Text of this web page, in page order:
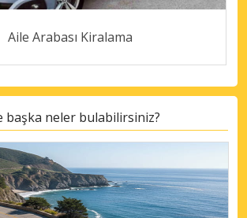
Aile Arabası Kiralama
başka neler bulabilirsiniz?